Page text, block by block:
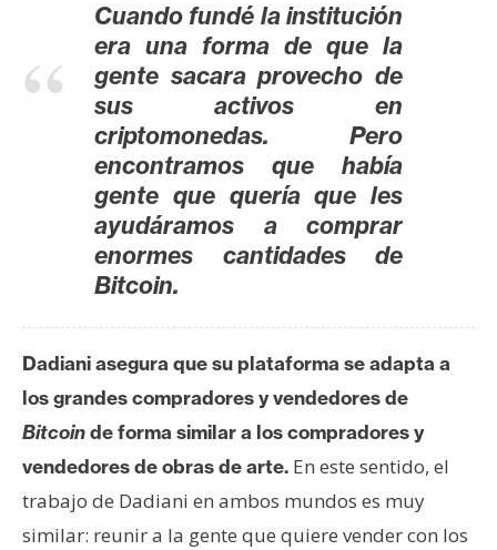
n
t
a
t
o
y
P
Cuando fundé la institución
era una forma de que la
gente sacara provecho de
sus activos en
criptomonedas. Pero
encontramos que había
gente que quería que les
ayudáramos a comprar
enormes cantidades de
Bitcoin.
Dadiani asegura que su plataforma se adapta a
los grandes compradores y vendedores de
Bitcoinde forma similar a los compradores y
vendedores de obras de arte. En este sentido, el
trabajo de Dadiani en ambos mundos es muy
similar: reunir a la gente que quiere vender con los